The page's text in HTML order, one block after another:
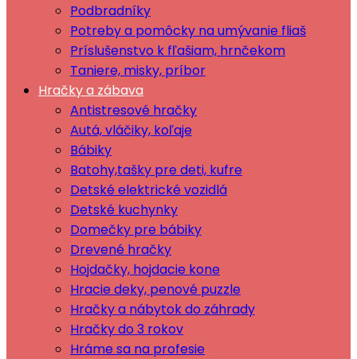
Podbradníky
Potreby a pomôcky na umývanie fliaš
Príslušenstvo k fľašiam, hrnčekom
Taniere, misky, príbor
Hračky a zábava
Antistresové hračky
Autá, vláčiky, koľaje
Bábiky
Batohy,tašky pre deti, kufre
Detské elektrické vozidlá
Detské kuchynky
Domečky pre bábiky
Drevené hračky
Hojdačky, hojdacie kone
Hracie deky, penové puzzle
Hračky a nábytok do záhrady
Hračky do 3 rokov
Hráme sa na profesie